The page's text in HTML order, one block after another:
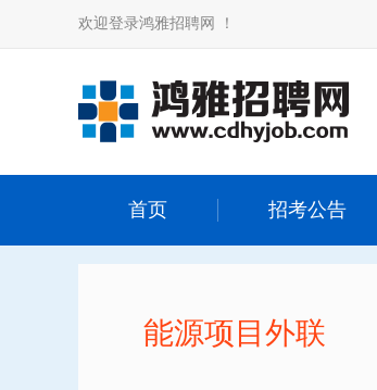
欢迎登录鸿雅招聘网 ！
首页 招考公告
能源项目外联